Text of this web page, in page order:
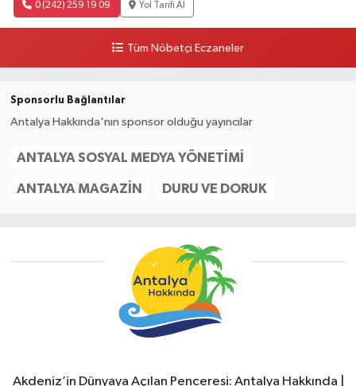
0 (242) 259 19 09 Yol Tarifi Al
Tüm Nöbetçi Eczaneler
Sponsorlu Bağlantılar
Antalya Hakkında'nın sponsor olduğu yayıncılar
ANTALYA SOSYAL MEDYA YÖNETIMI
ANTALYA MAGAZIN DURU VE DORUK
Akdeniz’in Dünyaya Açılan Penceresi: Antalya Hakkında |